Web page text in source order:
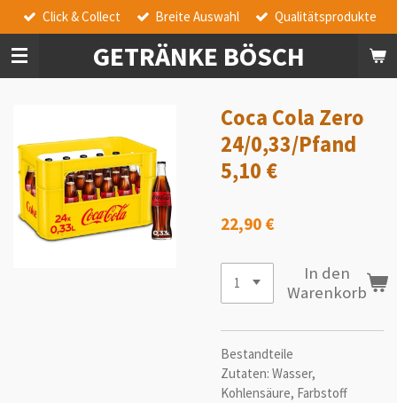
Zum
Hauptinhalt
springen
GETRÄNKE BÖSCH
Click & Collect Breite Auswahl Qualitätsprodukte
Coca Cola Zero
24/0,33/Pfand
5,10 €
22,90 €
In den
Warenkorb
Bestandteile
Zutaten: Wasser,
Kohlensäure, Farbstoff